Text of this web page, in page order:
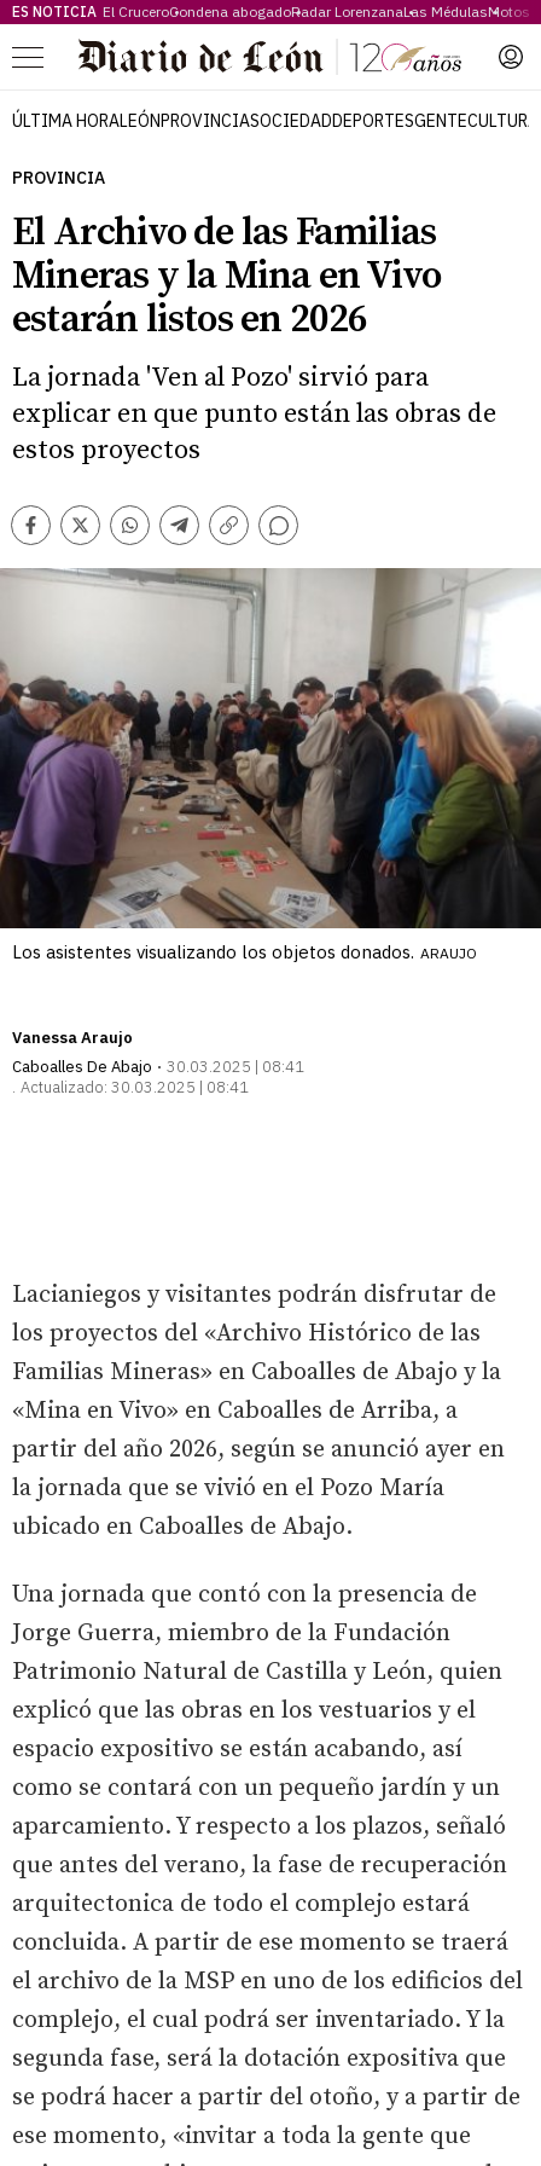
ES NOTICIA El CruceroCondena abogadoRadar LorenzanaLas MédulasMotos
Menú
ÚLTIMA HORALEÓNPROVINCIASOCIEDADDEPORTESGENTECULTURA
PROVINCIA
El Archivo de las Familias
Mineras y la Mina en Vivo
estarán listos en 2026
La jornada 'Ven al Pozo' sirvió para
explicar en que punto están las obras de
estos proyectos
Facebook
TwitterWhatsappTelegram
Copiar
Comentarios
Los asistentes visualizando los objetos donados. ARAUJO
Vanessa Araujo
Caboalles De Abajo
30.03.2025 | 08:41
Actualizado: 30.03.2025 | 08:41
Lacianiegos y visitantes podrán disfrutar de
los proyectos del «Archivo Histórico de las
Familias Mineras» en Caboalles de Abajo y la
«Mina en Vivo» en Caboalles de Arriba, a
partir del año 2026, según se anunció ayer en
la jornada que se vivió en el Pozo María
ubicado en Caboalles de Abajo.
Una jornada que contó con la presencia de
Jorge Guerra, miembro de la Fundación
Patrimonio Natural de Castilla y León, quien
explicó que las obras en los vestuarios y el
espacio expositivo se están acabando, así
como se contará con un pequeño jardín y un
aparcamiento. Y respecto a los plazos, señaló
que antes del verano, la fase de recuperación
arquitectonica de todo el complejo estará
concluida. A partir de ese momento se traerá
el archivo de la MSP en uno de los edificios del
complejo, el cual podrá ser inventariado. Y la
segunda fase, será la dotación expositiva que
se podrá hacer a partir del otoño, y a partir de
ese momento, «invitar a toda la gente que